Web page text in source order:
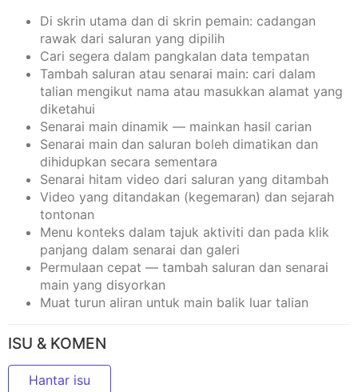
Di skrin utama dan di skrin pemain: cadangan
rawak dari saluran yang dipilih
Cari segera dalam pangkalan data tempatan
Tambah saluran atau senarai main: cari dalam
talian mengikut nama atau masukkan alamat yang
diketahui
Senarai main dinamik — mainkan hasil carian
Senarai main dan saluran boleh dimatikan dan
dihidupkan secara sementara
Senarai hitam video dari saluran yang ditambah
Video yang ditandakan (kegemaran) dan sejarah
tontonan
Menu konteks dalam tajuk aktiviti dan pada klik
panjang dalam senarai dan galeri
Permulaan cepat — tambah saluran dan senarai
main yang disyorkan
Muat turun aliran untuk main balik luar talian
ISU & KOMEN
Hantar isu